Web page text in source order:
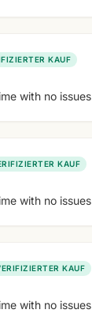
KAUF
with no issues
KAUF
with no issues
KAUF
with no issues